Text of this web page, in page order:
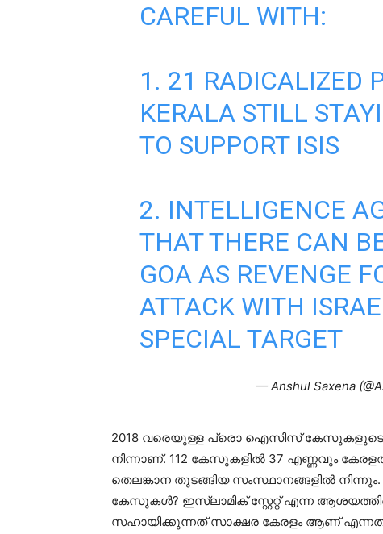
CAREFUL WITH:
1. 21 RADICALIZED
KERALA STILL
TO SUPPORT ISIS
2. INTELLIGENCE
THAT THERE CAN
GOA AS REVENGE
ATTACK WITH
SPECIAL TARGET
— Anshul Saxena
2018 വരെയുള്ള പ്രൊ ഐസിസ് കേസുകളുടെ
നിന്നാണ്. 112 കേസുകളിൽ 37 എണ്ണവും
തെലങ്കാന തുടങ്ങിയ സംസ്ഥാനങ്ങളിൽ
കേസുകൾ? ഇസ്‌ലാമിക് സ്റ്റേറ്റ് എന്ന
സഹായിക്കുന്നത് സാക്ഷര കേരളം ആണ്